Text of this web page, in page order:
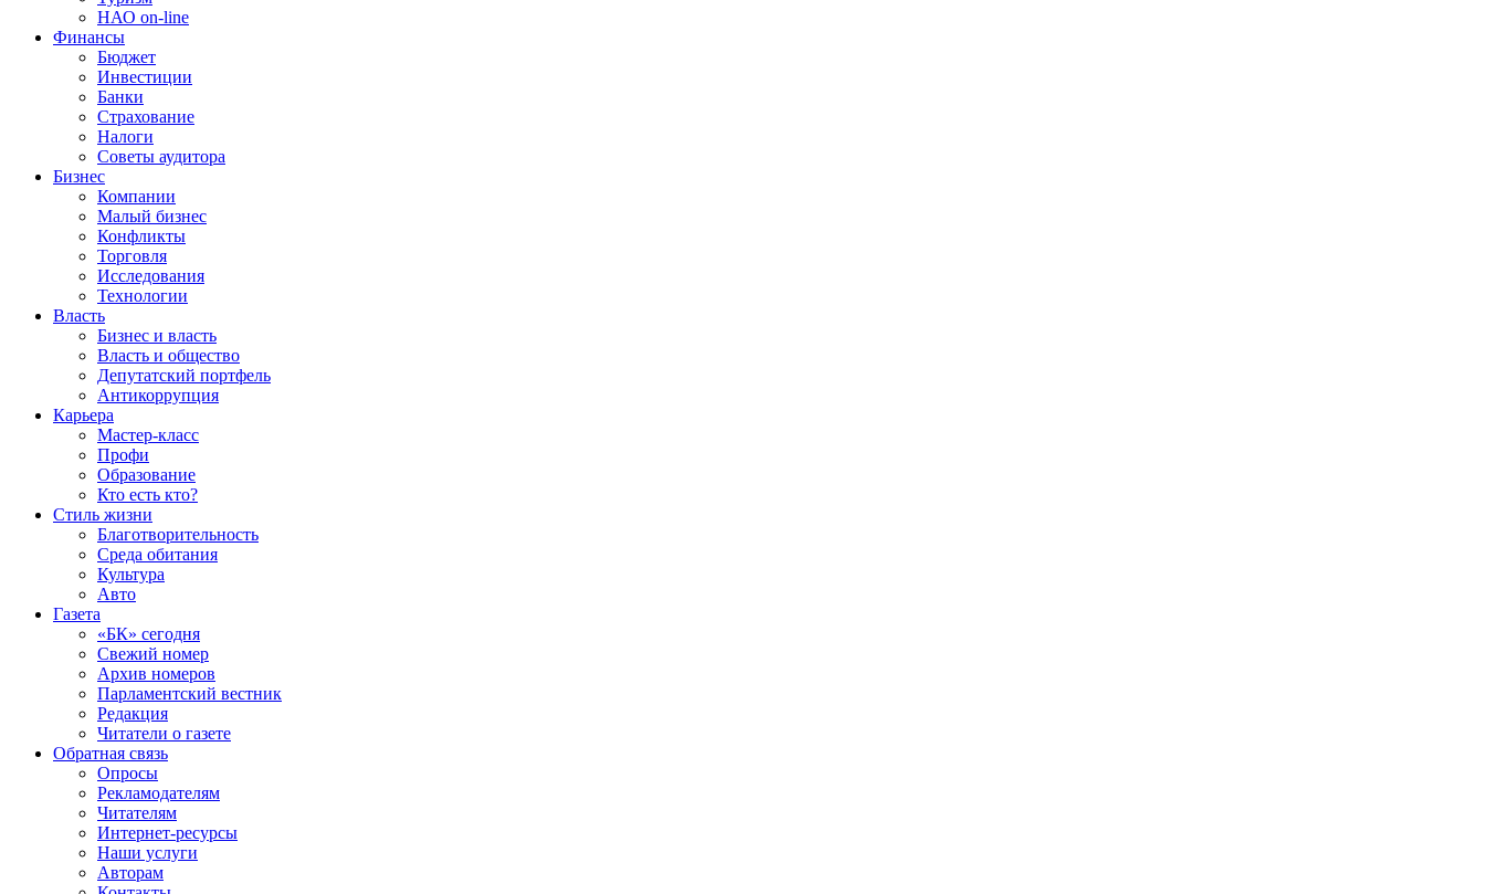
НАО on-line
Финансы
Бюджет
Инвестиции
Банки
Страхование
Налоги
Советы аудитора
Бизнес
Компании
Малый бизнес
Конфликты
Торговля
Исследования
Технологии
Власть
Бизнес и власть
Власть и общество
Депутатский портфель
Антикоррупция
Карьера
Мастер-класс
Профи
Образование
Кто есть кто?
Стиль жизни
Благотворительность
Среда обитания
Культура
Авто
Газета
«БК» сегодня
Свежий номер
Архив номеров
Парламентский вестник
Редакция
Читатели о газете
Обратная связь
Опросы
Рекламодателям
Читателям
Интернет-ресурсы
Наши услуги
Авторам